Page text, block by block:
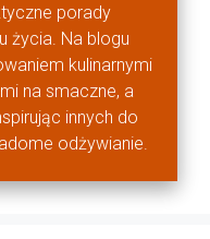
porady
życia. Na blogu
kulinarnymi
na smaczne, a
innych do
odżywianie.